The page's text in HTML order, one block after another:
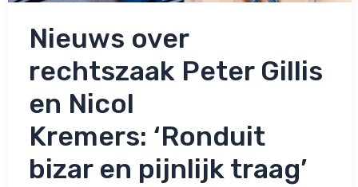
Nieuws over
rechtszaak Peter Gillis
en Nicol
Kremers: ‘Ronduit
bizar en pijnlijk traag’